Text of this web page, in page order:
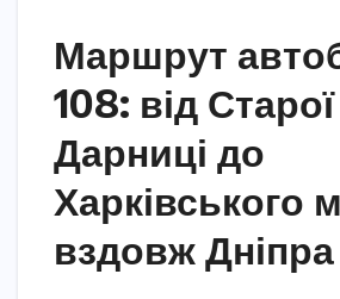
Маршрут
108: від Старої
Дарниці до
Харківського
вздовж Дніпра